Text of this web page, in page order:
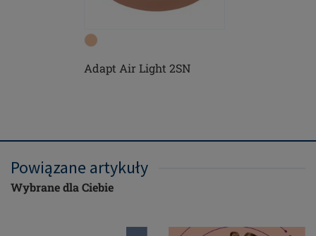
Adapt Air Light 2SN
Powiązane artykuły
Wybrane dla Ciebie